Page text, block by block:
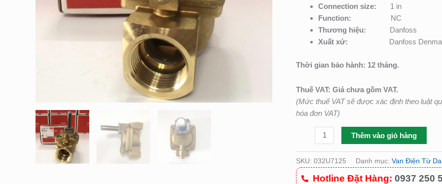
Connection size: 1 in
Function: NC
Thương hiệu: Danfoss
Xuất xứ: Danfoss
Thời gian bảo hành: 12 tháng.
Thuế VAT: Giá chưa gồm VAT.
(Mức thuế VAT sẽ được xác định theo luật
hóa đơn VAT)
Thêm vào giỏ hàng
SKU: 032U7125 Danh mục: Van Điện Từ
Hotline Đặt Hàng: 0937 250